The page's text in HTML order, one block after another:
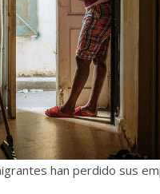
han perdido sus